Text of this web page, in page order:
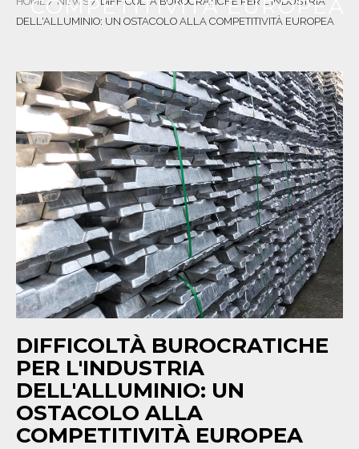
PRODUZIONE
RICONOSCIMENTI
SOSTENIBILITÀ
NEWS
CONTATTI
IT EN DE
COMPETITIVITÀ EUROPEA
DELL'ALLUMINIO: UN OSTACOLO ALLA COMPETITIVITÀ EUROPEA
DIFFICOLTÀ BUROCRATICHE
PER L'INDUSTRIA
DELL'ALLUMINIO: UN
OSTACOLO ALLA
COMPETITIVITÀ EUROPEA